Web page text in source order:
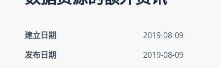
建立日期
2019-08-09
发布日期
2019-08-09